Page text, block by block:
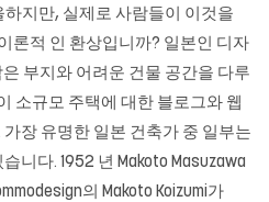
지만, 실제로 사람들이 이것을
론적 인 환상입니까? 일본인 디자
부지와 어려운 건물 공간을 다루
소규모 주택에 대한 블로그와 웹
장 유명한 일본 건축가 중 일부는
니다. 1952 년 Makoto Masuzawa
의 Makoto Koizumi가